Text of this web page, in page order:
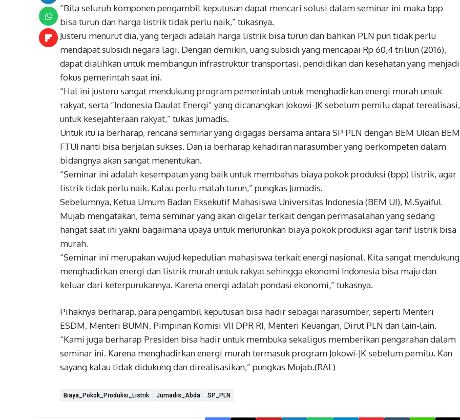
“Bila seluruh komponen pengambil keputusan dapat mencari solusi dalam seminar ini maka bpp
bisa turun dan harga listrik tidak perlu naik,” tukasnya.
Justeru menurut dia, yang terjadi adalah harga listrik bisa turun dan bahkan PLN pun tidak perlu
mendapat subsidi negara lagi. Dengan demikin, uang subsidi yang mencapai Rp 60,4 triliun (2016),
dapat dialihkan untuk membangun infrastruktur transportasi, pendidikan dan kesehatan yang menjadi
fokus pemerintah saat ini.
“Hal ini justeru sangat mendukung program pemerintah untuk menghadirkan energi murah untuk
rakyat, serta “Indonesia Daulat Energi” yang dicanangkan Jokowi-JK sebelum pemilu dapat terealisasi,
untuk kesejahteraan rakyat,” tukas Jumadis.
Untuk itu ia berharap, rencana seminar yang digagas bersama antara SP PLN dengan BEM UIdan BEM
FTUI nanti bisa berjalan sukses. Dan ia berharap kehadiran narasumber yang berkompeten dalam
bidangnya akan sangat menentukan.
“Seminar ini adalah kesempatan yang baik untuk membahas biaya pokok produksi (bpp) listrik, agar
listrik tidak perlu naik. Kalau perlu malah turun,” pungkas Jumadis.
Sebelumnya, Ketua Umum Badan Eksekutif Mahasiswa Universitas Indonesia (BEM UI), M.Syaiful
Mujab mengatakan, tema seminar yang akan digelar terkait dengan permasalahan yang sedang
hangat saat ini yakni bagaimana upaya untuk menurunkan biaya pokok produksi agar tarif listrik bisa
murah.
“Seminar ini merupakan wujud kepedulian mahasiswa terkait energi nasional. Kita sangat mendukung
menghadirkan energi dan listrik murah untuk rakyat sehingga ekonomi Indonesia bisa maju dan
keluar dari keterpurukannya. Karena energi adalah pondasi ekonomi,” tukasnya.
Pihaknya berharap, para pengambil keputusan bisa hadir sebagai narasumber, seperti Menteri
ESDM, Menteri BUMN, Pimpinan Komisi VII DPR RI, Menteri Keuangan, Dirut PLN dan lain-lain.
“Kami juga berharap Presiden bisa hadir untuk membuka sekaligus memberikan pengarahan dalam
seminar ini. Karena menghadirkan energi murah termasuk program Jokowi-JK sebelum pemilu. Kan
sayang kalau tidak didukung dan direalisasikan,” pungkas Mujab.(RAL)
Biaya_Pokok_Produksi_Listrik Jumadis_Abda SP_PLN